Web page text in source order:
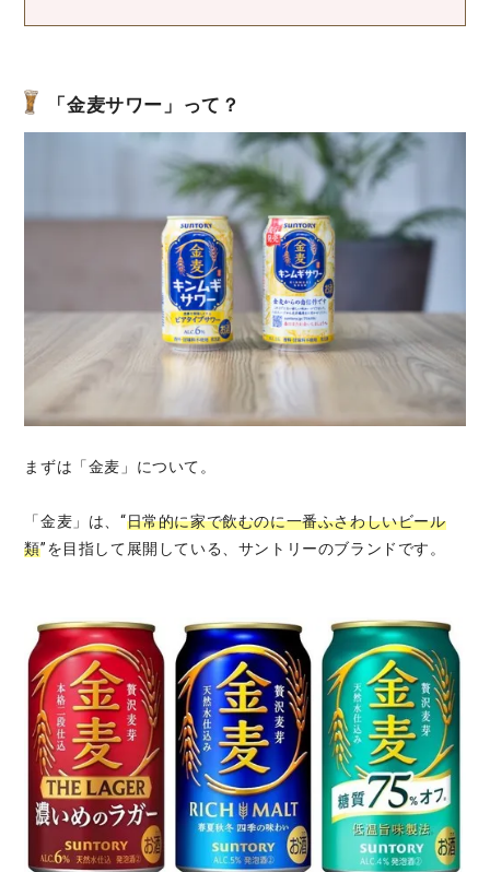
「金麦サワー」って？
まずは「金麦」について。
「金麦」は、“日常的に家で飲むのに一番ふさわしいビール
類”を目指して展開している、サントリーのブランドです。